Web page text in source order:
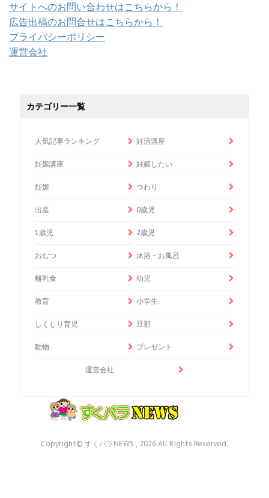
サイトへのお問い合わせはこちらから！
広告出稿のお問合せはこちらから！
プライバシーポリシー
運営会社
カテゴリー一覧
人気記事ランキング 妊活講座
妊娠講座 妊娠したい
妊娠 つわり
出産 0歳児
1歳児 2歳児
おむつ 沐浴・お風呂
離乳食 幼児
教育 小学生
しくじり育児 旦那
動物 プレゼント
運営会社
Copyright© すくパラNEWS , 2026 All Rights Reserved.